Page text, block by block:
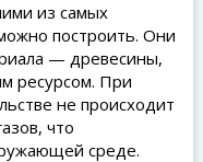
из самых
построить. Они
— древесины,
ресурсом. При
не происходит
что
среде.